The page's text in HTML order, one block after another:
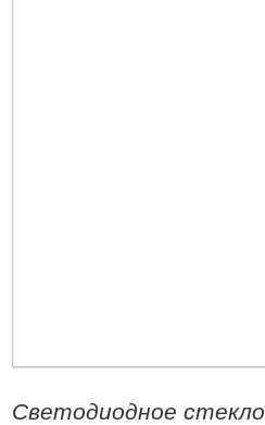
Светодиодное стекло